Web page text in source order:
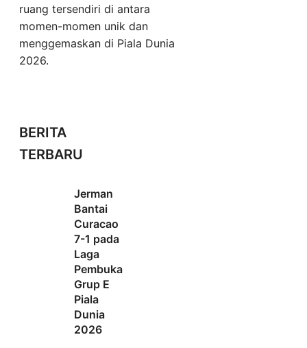
ruang tersendiri di antara
momen-momen unik dan
menggemaskan di Piala Dunia
2026.
BERITA
TERBARU
Jerman
Bantai
Curacao
7-1 pada
Laga
Pembuka
Grup E
Piala
Dunia
2026